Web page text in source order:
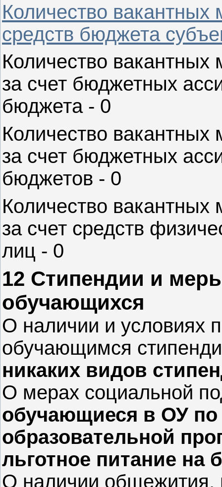
Количество вакантных
средств бюджета
Количество
за счет бюджетных
бюджета - 0
Количество
за счет бюджетных
бюджетов - 0
Количество
за счет средств
лиц - 0
12 Стипендии и
обучающихся
О наличии и условиях
обучающимся
никаких видов
О мерах социальной
обучающиеся в ОУ по
образовательной
льготное питание на
О наличии общежития,